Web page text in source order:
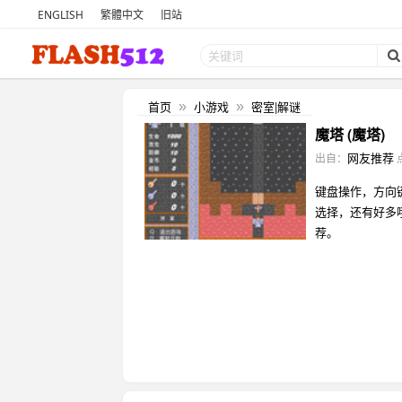
ENGLISH 繁體中文 旧站
首页 » 小游戏 » 密室|解谜
魔塔 (魔塔)
出自： 网友推荐
键盘操作，方向
选择，还有好多
荐。